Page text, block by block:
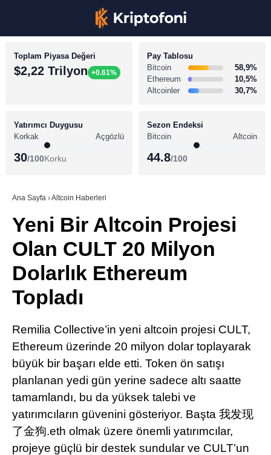
Youtube
TikTok
Telegram
BİTCOİN HABERLERİ
ALTCOİN HABERLERİ
SÖZLÜK
Toplam Piyasa Değeri
$2,22 Trilyon +0.61%
Pay Tablosu
Bitcoin
58,9%
Ethereum
10,5%
Altcoinler
30,7%
Yatırımcı Duygusu
Korkak
Açgözlü
30/100Korku
Sezon Endeksi
Bitcoin
Altcoin
44.8/100
Ana Sayfa ›Altcoin Haberleri
Yeni Bir Altcoin Projesi
Olan CULT 20 Milyon
Dolarlık Ethereum
Topladı
Remilia Collective’in yeni altcoin projesi CULT,
Ethereum üzerinde 20 milyon dolar toplayarak
büyük bir başarı elde etti. Token ön satışı
planlanan yedi gün yerine sadece altı saatte
tamamlandı, bu da yüksek talebi ve
yatırımcıların güvenini gösteriyor. Başta 我发现
了金狗.eth olmak üzere önemli yatırımcılar,
projeye güçlü bir destek sundular ve CULT’un